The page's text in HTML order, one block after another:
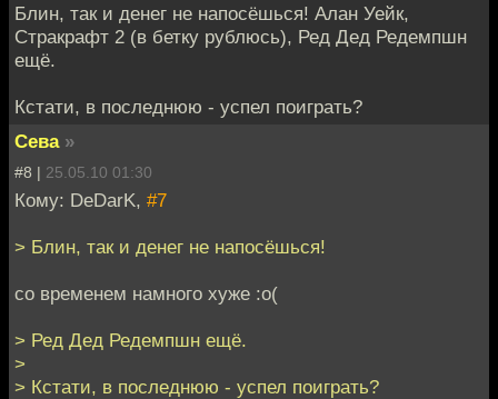
Блин, так и денег не напосёшься! Алан Уейк,
Стракрафт 2 (в бетку рублюсь), Ред Дед Редемпшн
ещё.
Кстати, в последнюю - успел поиграть?
Сева »
#8 | 25.05.10 01:30
Кому: DeDarK, #7
> Блин, так и денег не напосёшься!
со временем намного хуже :о(
> Ред Дед Редемпшн ещё.
>
> Кстати, в последнюю - успел поиграть?